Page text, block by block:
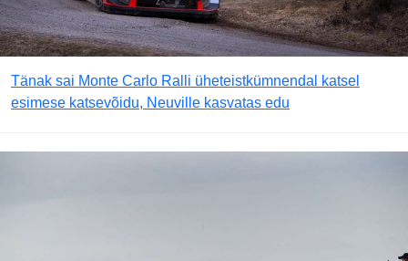
Tänak sai Monte Carlo Ralli üheteistkümnendal katsel
esimese katsevõidu, Neuville kasvatas edu